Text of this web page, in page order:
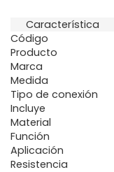
Característica
Código
Producto
Marca
Medida
Tipo de conexión
Incluye
Material
Función
Aplicación
Resistencia